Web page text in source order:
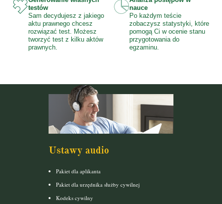
testów
Sam decydujesz z jakiego
aktu prawnego chcesz
rozwiązać test. Możesz
tworzyć test z kilku aktów
prawnych.
nauce
Po każdym teście
zobaczysz statystyki, które
pomogą Ci w ocenie stanu
przygotowania do
egzaminu.
Ustawy audio
Pakiet dla aplikanta
Pakiet dla urzędnika służby cywilnej
Kodeks cywilny